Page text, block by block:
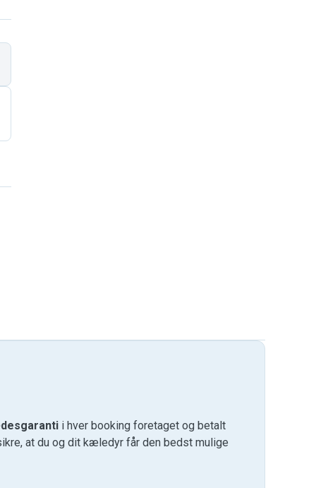
i hver booking foretaget og betalt
at du og dit kæledyr får den bedst mulige